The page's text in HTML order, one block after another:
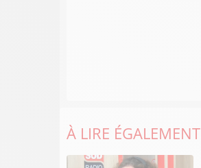
À LIRE ÉGALEMENT